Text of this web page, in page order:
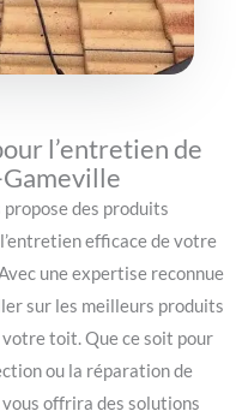
l’entretien de
propose des produits
efficace de votre
une expertise reconnue
sur les meilleurs produits
toit. Que ce soit pour
ou la réparation de
offrira des solutions